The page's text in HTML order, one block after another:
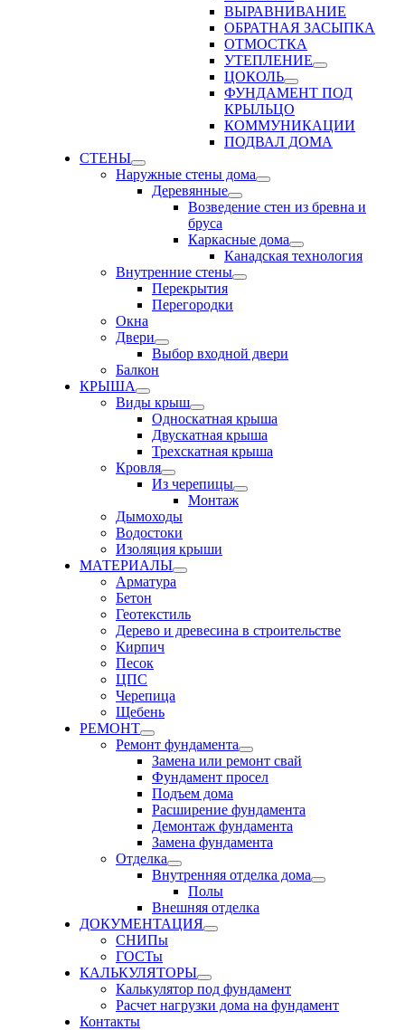
ВЫРАВНИВАНИЕ
ОБРАТНАЯ ЗАСЫПКА
ОТМОСТКА
УТЕПЛЕНИЕ
ЦОКОЛЬ
ФУНДАМЕНТ ПОД
КРЫЛЬЦО
КОММУНИКАЦИИ
ПОДВАЛ ДОМА
СТЕНЫ
Наружные стены дома
Деревянные
Возведение стен из бревна и
бруса
Каркасные дома
Канадская технология
Внутренние стены
Перекрытия
Перегородки
Окна
Двери
Выбор входной двери
Балкон
КРЫША
Виды крыш
Односкатная крыша
Двускатная крыша
Трехскатная крыша
Кровля
Из черепицы
Монтаж
Дымоходы
Водостоки
Изоляция крыши
МАТЕРИАЛЫ
Арматура
Бетон
Геотекстиль
Дерево и древесина в строительстве
Кирпич
Песок
ЦПС
Черепица
Щебень
РЕМОНТ
Ремонт фундамента
Замена или ремонт свай
Фундамент просел
Подъем дома
Расширение фундамента
Демонтаж фундамента
Замена фундамента
Отделка
Внутренняя отделка дома
Полы
Внешняя отделка
ДОКУМЕНТАЦИЯ
СНИПы
ГОСТы
КАЛЬКУЛЯТОРЫ
Калькулятор под фундамент
Расчет нагрузки дома на фундамент
Контакты